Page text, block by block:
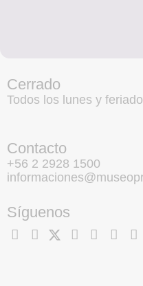
Cerrado
Todos los lunes y
Contacto
+56 2 2928 1500
Síguenos